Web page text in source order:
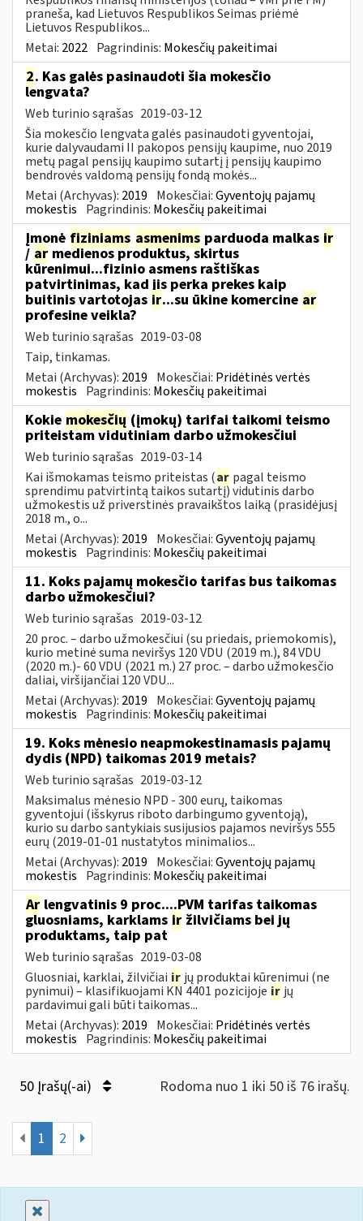
praneša, kad Lietuvos Respublikos Seimas priėmė
Lietuvos Respublikos...
Metai: 2022 Pagrindinis: Mokesčių pakeitimai
2. Kas galės pasinaudoti šia mokesčio
lengvata?
Web turinio sąrašas 2019-03-12
Šia mokesčio lengvata galės pasinaudoti gyventojai,
kurie dalyvaudami II pakopos pensijų kaupime, nuo 2019
metų pagal pensijų kaupimo sutartį į pensijų kaupimo
bendrovės valdomą pensijų fondą mokės...
Metai (Archyvas): 2019 Mokesčiai:Gyventojų pajamų
mokestis Pagrindinis: Mokesčių pakeitimai
Įmonė fiziniams asmenims parduoda malkas ir
/ ar medienos produktus, skirtus
kūrenimui...fizinio asmens raštiškas
patvirtinimas, kad jis perka prekes kaip
buitinis vartotojas ir...su ūkine komercine ar
profesine veikla?
Web turinio sąrašas 2019-03-08
Taip, tinkamas.
Metai (Archyvas): 2019 Mokesčiai: Pridėtinės vertės
mokestis Pagrindinis: Mokesčių pakeitimai
Kokie mokesčių (įmokų) tarifai taikomi teismo
priteistam vidutiniam darbo užmokesčiui
Web turinio sąrašas 2019-03-14
Kai išmokamas teismo priteistas (ar pagal teismo
sprendimu patvirtintą taikos sutartį) vidutinis darbo
užmokestis už priverstinės pravaikštos laiką (prasidėjusį
2018 m., o...
Metai (Archyvas): 2019 Mokesčiai:Gyventojų pajamų
mokestis Pagrindinis: Mokesčių pakeitimai
11. Koks pajamų mokesčio tarifas bus taikomas
darbo užmokesčiui?
Web turinio sąrašas 2019-03-12
20 proc. – darbo užmokesčiui (su priedais, priemokomis),
kurio metinė suma neviršys 120 VDU (2019 m.), 84 VDU
(2020 m.)- 60 VDU (2021 m.) 27 proc. – darbo užmokesčio
daliai, viršijančiai 120 VDU...
Metai (Archyvas): 2019 Mokesčiai:Gyventojų pajamų
mokestis Pagrindinis: Mokesčių pakeitimai
19. Koks mėnesio neapmokestinamasis pajamų
dydis (NPD) taikomas 2019 metais?
Web turinio sąrašas 2019-03-12
Maksimalus mėnesio NPD - 300 eurų, taikomas
gyventojui (išskyrus riboto darbingumo gyventoją),
kurio su darbo santykiais susijusios pajamos neviršys 555
eurų (2019-01-01 nustatytos minimalios...
Metai (Archyvas): 2019 Mokesčiai:Gyventojų pajamų
mokestis Pagrindinis: Mokesčių pakeitimai
Ar lengvatinis 9 proc....PVM tarifas taikomas
gluosniams, karklams ir žilvičiams bei jų
produktams, taip pat
Web turinio sąrašas 2019-03-08
Gluosniai, karklai, žilvičiai ir jų produktai kūrenimui (ne
pynimui) – klasifikuojami KN 4401 pozicijoje ir jų
pardavimui gali būti taikomas...
Metai (Archyvas): 2019 Mokesčiai: Pridėtinės vertės
mokestis Pagrindinis: Mokesčių pakeitimai
50 Įrašų(-ai) Rodoma nuo 1 iki 50 iš 76 irašų.
1 2